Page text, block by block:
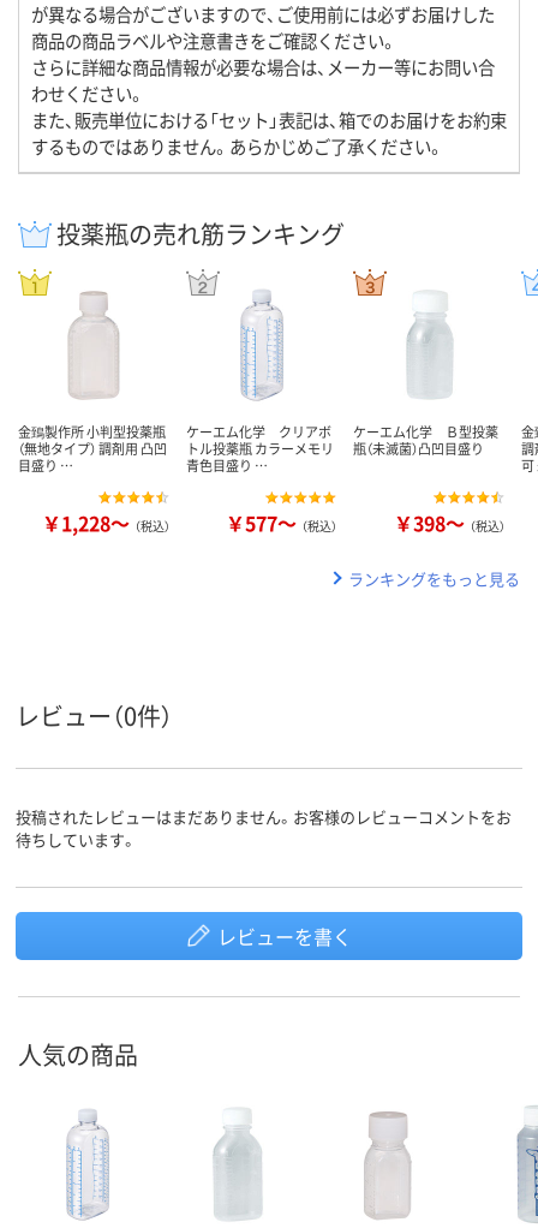
が異なる場合がございますので、ご使用前には必ずお届けした
商品の商品ラベルや注意書きをご確認ください。
さらに詳細な商品情報が必要な場合は、メーカー等にお問い合
わせください。
また、販売単位における「セット」表記は、箱でのお届けをお約束
するものではありません。あらかじめご了承ください。
投薬瓶の売れ筋ランキング
金鵄製作所 小判型投薬瓶
（無地タイプ） 調剤用 凸凹
目盛り …
￥1,228～ （税込）
ケーエム化学 クリアボ
トル投薬瓶 カラーメモリ
青色目盛り …
￥577～ （税込）
ケーエム化学 Ｂ型投薬
瓶（未滅菌）凸凹目盛り
￥398～ （税込）
調
可
ランキングをもっと見る
レビュー（0件）
投稿されたレビューはまだありません。お客様のレビューコメントをお
待ちしています。
レビューを書く
人気の商品